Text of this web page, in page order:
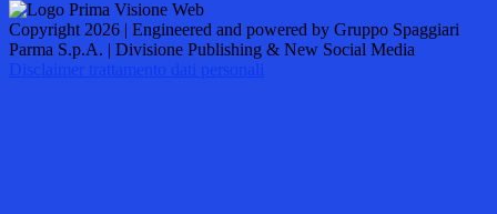
Copyright 2026 | Engineered and powered by Gruppo Spaggiari
Parma S.p.A. | Divisione Publishing & New Social Media
Disclaimer trattamento dati personali